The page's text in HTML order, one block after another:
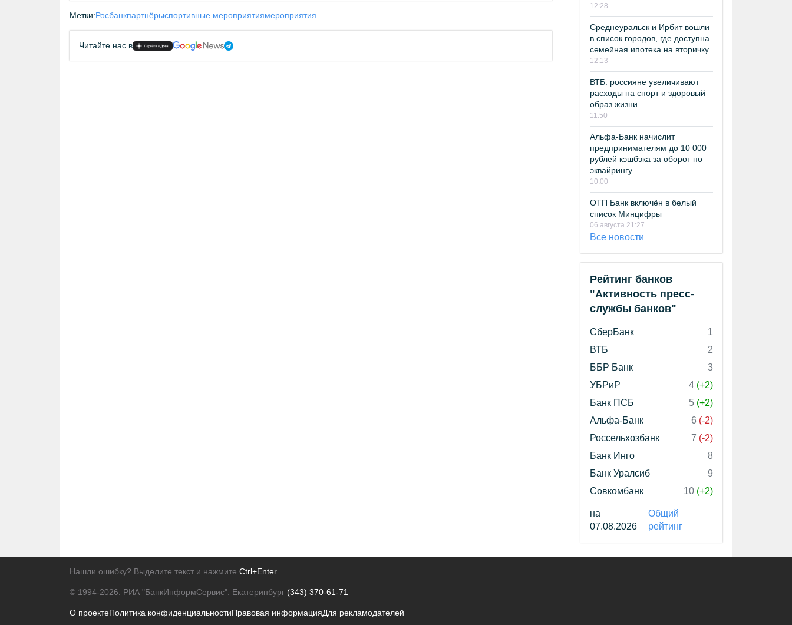
Метки:Росбанкпартнёрыспортивные мероприятиямероприятия
Читайте нас в
12:28
Среднеуральск и Ирбит вошли
в список городов, где доступна
семейная ипотека на вторичку
12:13
ВТБ: россияне увеличивают
расходы на спорт и здоровый
образ жизни
11:50
Альфа-Банк начислит
предпринимателям до 10 000
рублей кэшбэка за оборот по
эквайрингу
10:00
ОТП Банк включён в белый
список Минцифры
06 августа 21:27
Все новости
Рейтинг банков
"Активность пресс-
службы банков"
СберБанк
1
ВТБ
2
ББР Банк
3
УБРиР
4 (+2)
Банк ПСБ
5 (+2)
Альфа-Банк
6 (-2)
Россельхозбанк
7 (-2)
Банк Инго
8
Банк Уралсиб
9
Совкомбанк
10 (+2)
на
07.08.2026
Общий
рейтинг
Нашли ошибку? Выделите текст и нажмите Ctrl+Enter
© 1994-2026. РИА "БанкИнформСервис". Екатеринбург (343) 370-61-71
О проектеПолитика конфиденциальностиПравовая информацияДля рекламодателей